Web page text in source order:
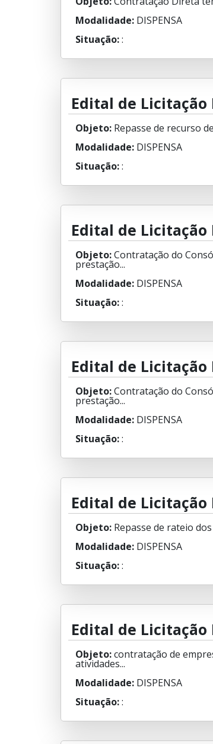
Modalidade: DISPENSA
Situação::
Edital de Licitação
Objeto: Repasse de recurso
Modalidade: DISPENSA
Situação::
Edital de Licitação
Objeto:Contratação do
prestação...
Modalidade: DISPENSA
Situação::
Edital de Licitação
Objeto:Contratação do
prestação...
Modalidade: DISPENSA
Situação::
Edital de Licitação
Objeto: Repasse de rateio
Modalidade: DISPENSA
Situação::
Edital de Licitação
Objeto:contratação de
atividades...
Modalidade: DISPENSA
Situação::